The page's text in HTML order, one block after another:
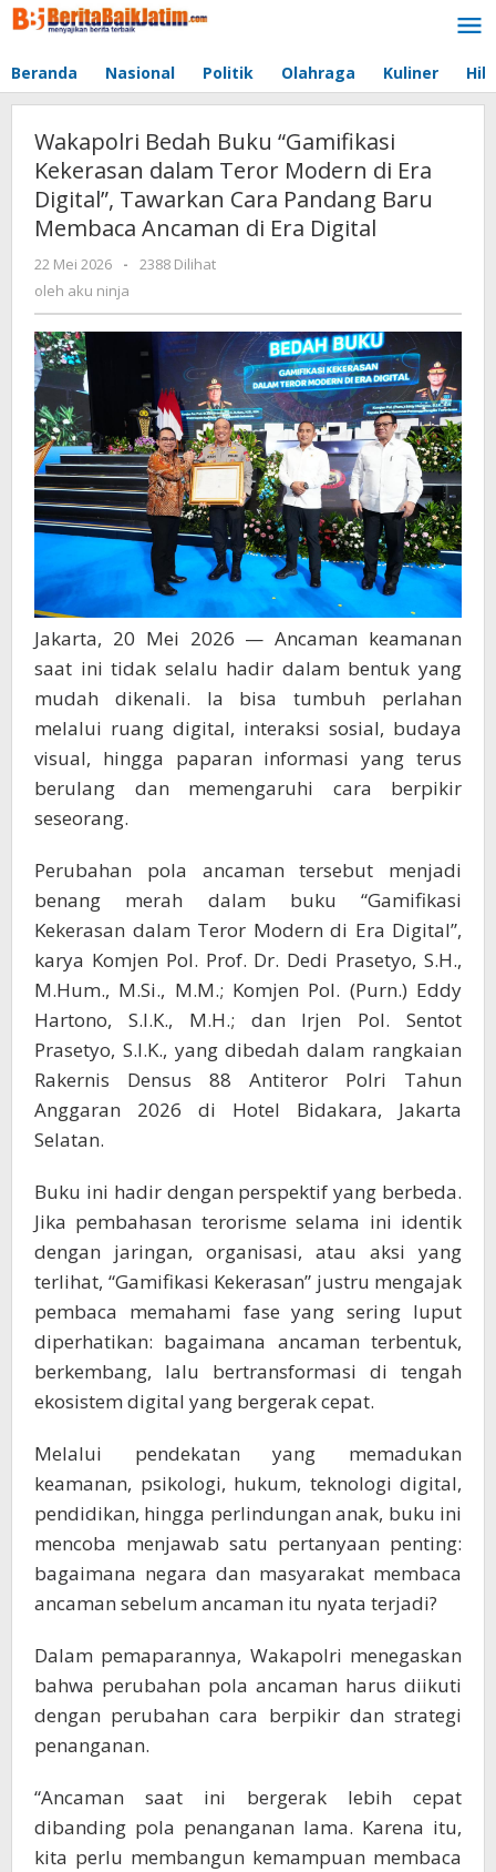
Lewati
ke
Beranda Nasional Politik Olahraga Kuliner
Wakapolri Bedah Buku “Gamifikasi
Kekerasan dalam Teror Modern di Era
Digital”, Tawarkan Cara Pandang Baru
Membaca Ancaman di Era Digital
22 Mei 2026
oleh
aku
-
2388 Dilihat
oleh aku ninja
Jakarta, 20 Mei 2026 — Ancaman keamanan
saat ini tidak selalu hadir dalam bentuk yang
mudah dikenali. Ia bisa tumbuh perlahan
melalui ruang digital, interaksi sosial, budaya
visual, hingga paparan informasi yang terus
berulang dan memengaruhi cara berpikir
seseorang.
Perubahan pola ancaman tersebut menjadi
benang merah dalam buku “Gamifikasi
Kekerasan dalam Teror Modern di Era Digital”,
karya Komjen Pol. Prof. Dr. Dedi Prasetyo, S.H.,
M.Hum., M.Si., M.M.; Komjen Pol. (Purn.) Eddy
Hartono, S.I.K., M.H.; dan Irjen Pol. Sentot
Prasetyo, S.I.K., yang dibedah dalam rangkaian
Rakernis Densus 88 Antiteror Polri Tahun
Anggaran 2026 di Hotel Bidakara, Jakarta
Selatan.
Buku ini hadir dengan perspektif yang berbeda.
Jika pembahasan terorisme selama ini identik
dengan jaringan, organisasi, atau aksi yang
terlihat, “Gamifikasi Kekerasan” justru mengajak
pembaca memahami fase yang sering luput
diperhatikan: bagaimana ancaman terbentuk,
berkembang, lalu bertransformasi di tengah
ekosistem digital yang bergerak cepat.
Melalui pendekatan yang memadukan
keamanan, psikologi, hukum, teknologi digital,
pendidikan, hingga perlindungan anak, buku ini
mencoba menjawab satu pertanyaan penting:
bagaimana negara dan masyarakat membaca
ancaman sebelum ancaman itu nyata terjadi?
Dalam pemaparannya, Wakapolri menegaskan
bahwa perubahan pola ancaman harus diikuti
dengan perubahan cara berpikir dan strategi
penanganan.
“Ancaman saat ini bergerak lebih cepat
dibanding pola penanganan lama. Karena itu,
kita perlu membangun kemampuan membaca